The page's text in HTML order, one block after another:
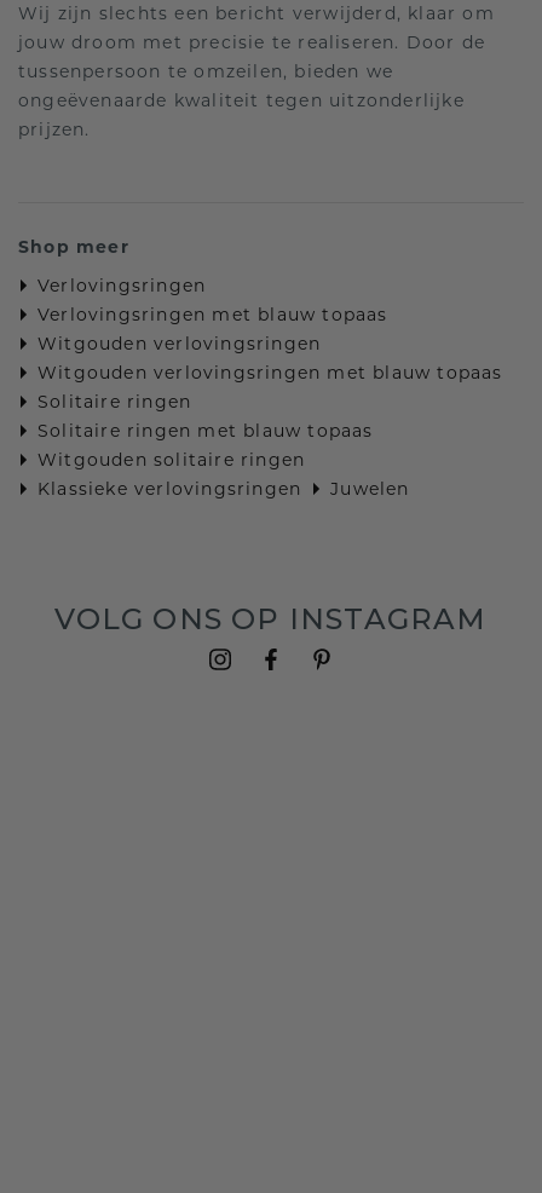
Wij zijn slechts een bericht verwijderd, klaar om
jouw droom met precisie te realiseren. Door de
tussenpersoon te omzeilen, bieden we
ongeëvenaarde kwaliteit tegen uitzonderlijke
prijzen.
Shop meer
Verlovingsringen
Verlovingsringen met blauw topaas
Witgouden verlovingsringen
Witgouden verlovingsringen met blauw topaas
Solitaire ringen
Solitaire ringen met blauw topaas
Witgouden solitaire ringen
Klassieke verlovingsringen
Juwelen
VOLG ONS OP INSTAGRAM